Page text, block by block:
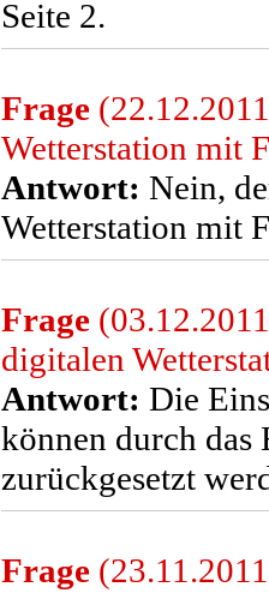
Seite 2.
Frage
Wetterstation mit
Antwort: Nein,
Wetterstation mit
Frage
digitalen
Antwort: Die
können durch das
zurückgesetzt
Frage